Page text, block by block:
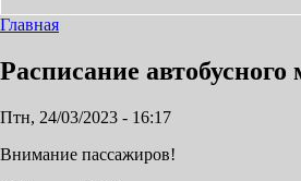
Главная
Расписание
Птн, 24/03/2023 - 16:17
Внимание пассажиров!